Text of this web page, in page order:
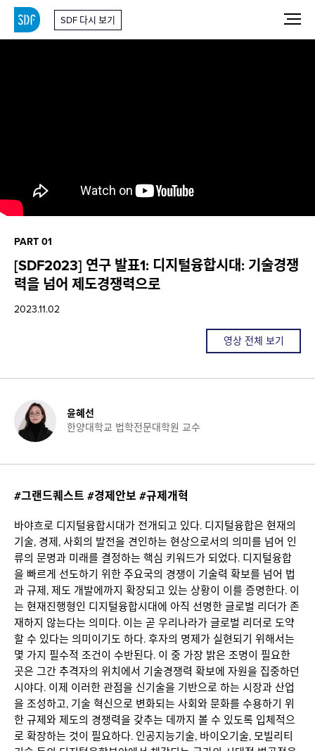
SDF 다시 보기
PART 01
[SDF2023] 연구 발표1: 디지털융합시대: 기술경쟁
력을 넘어 제도경쟁력으로
2023.11.02
영상 전체 보기
윤혜선
한양대학교 법학전문대학원 교수
#그랜드퀘스트 #경제안보 #규제개혁
바야흐로 디지털융합시대가 전개되고 있다. 디지털융합은 현재의
기술, 경제, 사회의 발전을 견인하는 현상으로서의 의미를 넘어 인
류의 문명과 미래를 결정하는 핵심 키워드가 되었다. 디지털융합
을 빠르게 선도하기 위한 주요국의 경쟁이 기술력 확보를 넘어 법
과 규제, 제도 개발에까지 확장되고 있는 상황이 이를 증명한다. 이
는 현재진행형인 디지털융합시대에 아직 선명한 글로벌 리더가 존
재하지 않는다는 의미다. 이는 곧 우리나라가 글로벌 리더로 도약
할 수 있다는 의미이기도 하다. 후자의 명제가 실현되기 위해서는
몇 가지 필수적 조건이 수반된다. 이 중 가장 밝은 조명이 필요한
곳은 그간 추격자의 위치에서 기술경쟁력 확보에 자원을 집중하던
시야다. 이제 이러한 관점을 신기술을 기반으로 하는 시장과 산업
을 조성하고, 기술 혁신으로 변화되는 사회와 문화를 수용하기 위
한 규제와 제도의 경쟁력을 갖추는 데까지 볼 수 있도록 입체적으
로 확장하는 것이 필요하다. 인공지능기술, 바이오기술, 모빌리티